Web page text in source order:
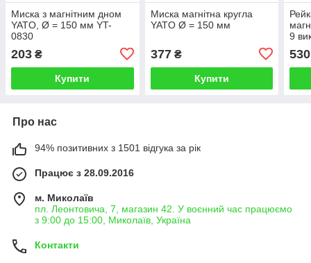
Миска з магнітним дном
YATO, Ø = 150 мм YT-
0830
203 ₴
Купити
Миска магнітна кругла
YATO Ø = 150 мм
377₴
Купити
9
530
Про нас
94% позитивних з 1501 відгука за рік
Працює з 28.09.2016
м. Миколаїв
пл. Леонтовича, 7, магазин 42. У воєнний час працюємо
з 9:00 до 15:00, Миколаїв, Україна
Контакти